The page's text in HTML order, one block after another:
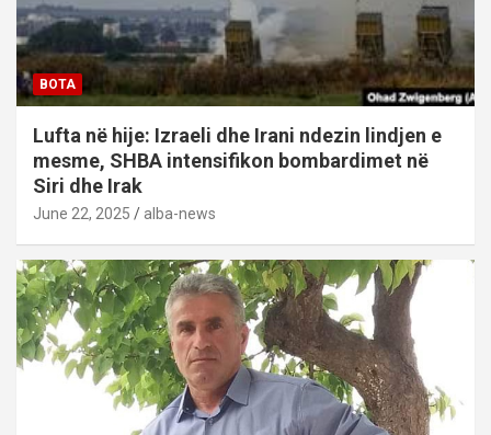
BOTA
Lufta në hije: Izraeli dhe Irani ndezin lindjen e
mesme, SHBA intensifikon bombardimet në
Siri dhe Irak
June 22, 2025 alba-news